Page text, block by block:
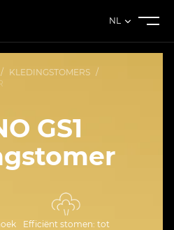
NL
/ KLEDINGSTOMERS /
GS1
Efficiënt stomen: tot